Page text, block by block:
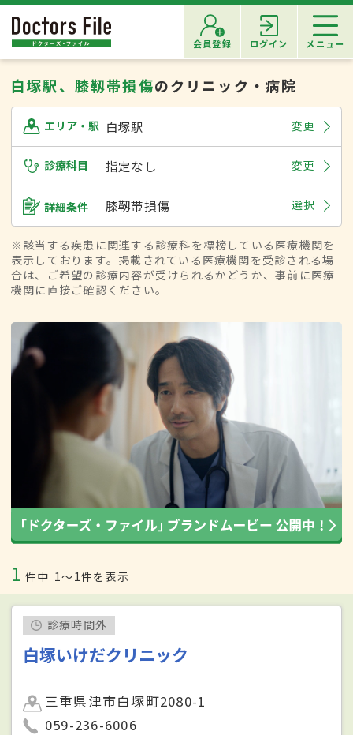
会員登録 ログイン メニュー
白塚駅、膝靱帯損傷のクリニック・病院
エリア・駅 白塚駅 変更
診療科目 指定なし 変更
詳細条件 膝靱帯損傷 選択
※該当する疾患に関連する診療科を標榜している医療機関を
表示しております。掲載されている医療機関を受診される場
合は、ご希望の診療内容が受けられるかどうか、事前に医療
機関に直接ご確認ください。
1 件中 1〜1件を表示
診療時間外
白塚いけだクリニック
三重県津市白塚町2080-1
059-236-6006